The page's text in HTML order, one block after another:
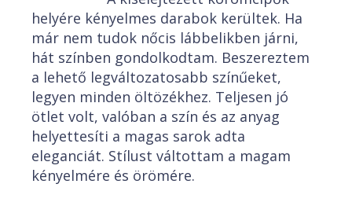
helyére kényelmes darabok kerültek. Ha
már nem tudok nőcis lábbelikben járni,
hát színben gondolkodtam. Beszereztem
a lehető legváltozatosabb színűeket,
legyen minden öltözékhez. Teljesen jó
ötlet volt, valóban a szín és az anyag
helyettesíti a magas sarok adta
eleganciát. Stílust váltottam a magam
kényelmére és örömére.